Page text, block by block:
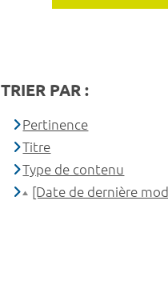
TRIER PAR :
Pertinence
Titre
Type de contenu
[Date de dernière